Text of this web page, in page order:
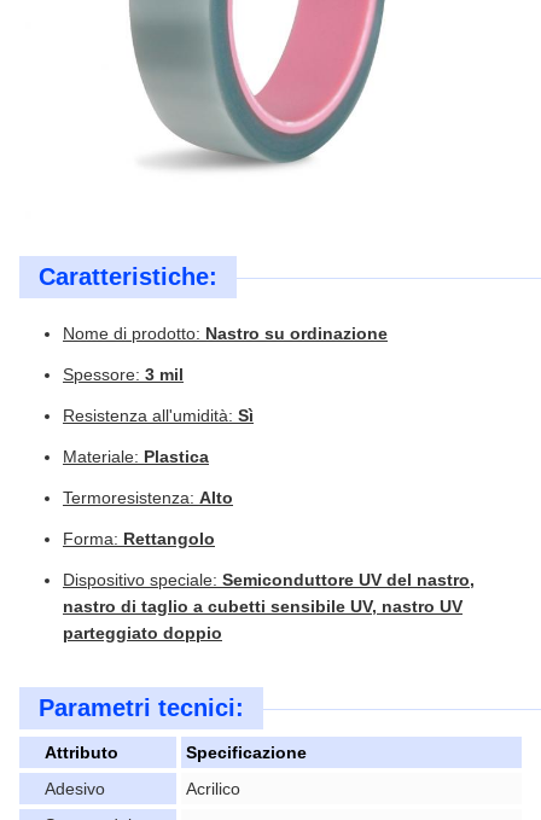
Caratteristiche:
Nome di prodotto: Nastro su ordinazione
Spessore: 3 mil
Resistenza all'umidità: Sì
Materiale: Plastica
Termoresistenza: Alto
Forma: Rettangolo
Dispositivo speciale: Semiconduttore UV del nastro,
nastro di taglio a cubetti sensibile UV, nastro UV
parteggiato doppio
Parametri tecnici:
Attributo
Specificazione
Adesivo
Acrilico